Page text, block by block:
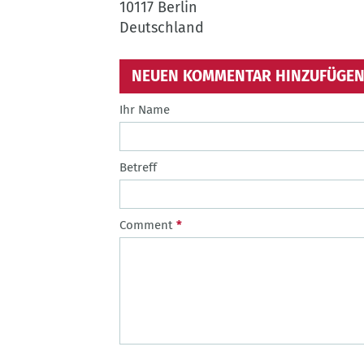
10117 Berlin
Deutschland
NEUEN KOMMENTAR HINZUFÜGEN
Ihr Name
Betreff
Comment